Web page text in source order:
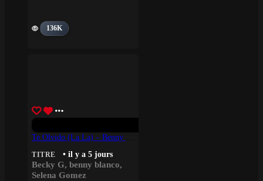
136K
TITRE • il y a 5 jours
Becky G, benny blanco,
Selena Gomez